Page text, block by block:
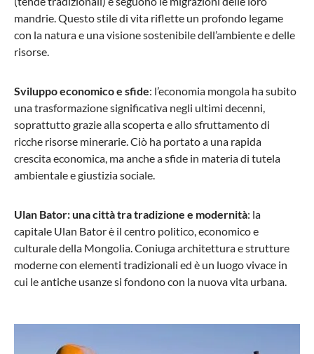
mandrie. Questo stile di vita riflette un profondo legame
con la natura e una visione sostenibile dell’ambiente e delle
risorse.
Sviluppo economico e sfide: l’economia mongola ha subito
una trasformazione significativa negli ultimi decenni,
soprattutto grazie alla scoperta e allo sfruttamento di
ricche risorse minerarie. Ciò ha portato a una rapida
crescita economica, ma anche a sfide in materia di tutela
ambientale e giustizia sociale.
Ulan Bator: una città tra tradizione e modernità: la
capitale Ulan Bator è il centro politico, economico e
culturale della Mongolia. Coniuga architettura e strutture
moderne con elementi tradizionali ed è un luogo vivace in
cui le antiche usanze si fondono con la nuova vita urbana.